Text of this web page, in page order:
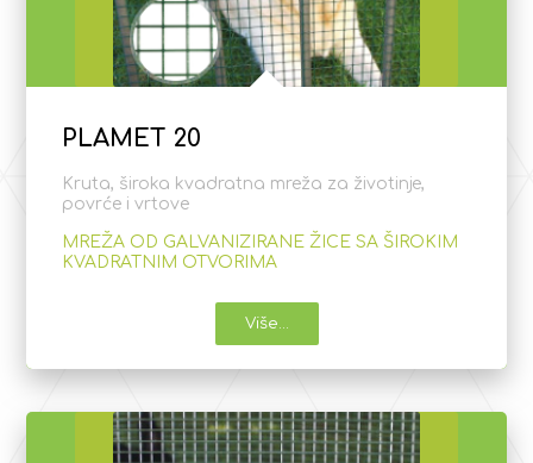
PLAMET 20
Kruta, široka kvadratna mreža za životinje,
povrće i vrtove
MREŽA OD GALVANIZIRANE ŽICE SA ŠIROKIM
KVADRATNIM OTVORIMA
Više...